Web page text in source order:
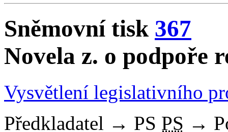
Sněmovní tisk 367
Novela z. o podpoře
Vysvětlení legislativního
Předkladatel → PS PS →